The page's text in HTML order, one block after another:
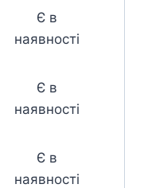
Є в
наявності
Є в
наявності
Є в
наявності